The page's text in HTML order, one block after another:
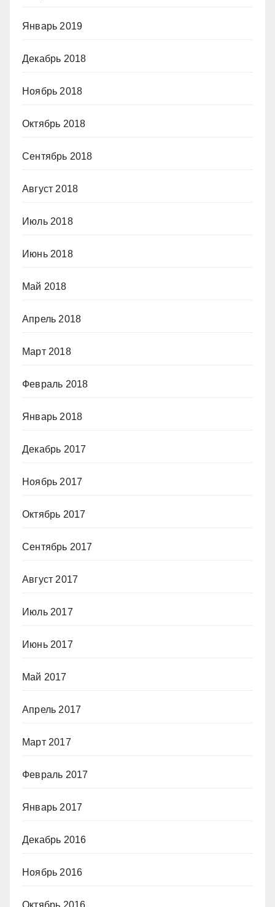
Январь 2019
Декабрь 2018
Ноябрь 2018
Октябрь 2018
Сентябрь 2018
Август 2018
Июль 2018
Июнь 2018
Май 2018
Апрель 2018
Март 2018
Февраль 2018
Январь 2018
Декабрь 2017
Ноябрь 2017
Октябрь 2017
Сентябрь 2017
Август 2017
Июль 2017
Июнь 2017
Май 2017
Апрель 2017
Март 2017
Февраль 2017
Январь 2017
Декабрь 2016
Ноябрь 2016
Октябрь 2016